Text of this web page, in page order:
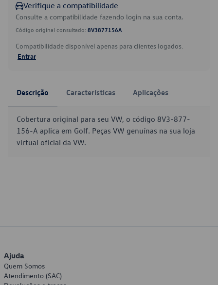
Verifique a compatibilidade
Consulte a compatibilidade fazendo login na sua conta.
Código original consultado: 8V3877156A
Compatibilidade disponível apenas para clientes logados.
Entrar
Descrição Características Aplicações
Cobertura original para seu VW, o código 8V3-877-
156-A aplica em Golf. Peças VW genuínas na sua loja
virtual oficial da VW.
Ajuda
Quem Somos
Atendimento (SAC)